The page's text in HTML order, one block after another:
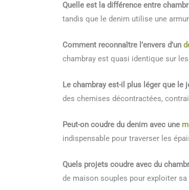
Quelle est la différence entre
tandis que le denim utilise une
Comment reconnaître l’envers d’un
chambray est quasi identique sur
Le chambray est-il plus léger que le
des chemises décontractées,
Peut-on coudre du denim avec une
indispensable pour traverser les
Quels projets coudre avec du
de maison souples pour exploiter